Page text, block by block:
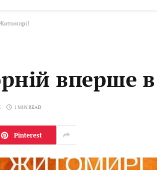
вперше
1 MIN READ
Pinterest